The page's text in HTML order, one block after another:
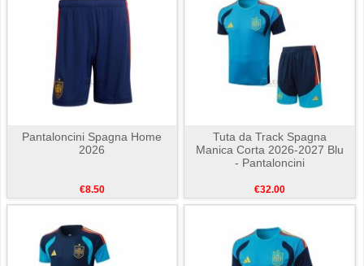
Pantaloncini Spagna Home
2026
€8.50
Tuta da Track Spagna
Manica Corta 2026-2027 Blu
- Pantaloncini
€32.00